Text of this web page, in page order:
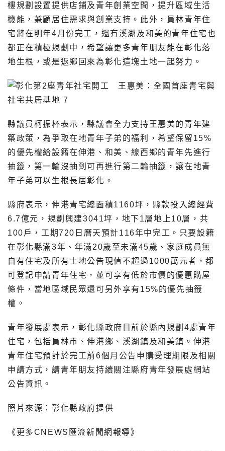
樓規劃設置提供店鋪及青年創業空間，提升區域生活
機能，兼顧居住需求與創業支持。此外，員林青年住
宅將在明年4月份完工，還有溪湖及和美的青年住宅也
都正在積極規劃中，希望讓更多青年朋友能在彰化落
地生根，或是返鄉回來為彰化這塊土地一起努力。
縣議員柯振杯表示，縣議會全力支持王惠美的青年建
築政策，為爭取在地青年子弟的福利，希望保留15%
的優先權給設籍在伸港、和美、線西鄉的青年先進行
抽籤，第一輪沒抽到可再進行第二輪抽籤，讓在地青
年子弟可以生根長居彰化。
縣府表示，伸港青宅總面積1160坪，縣款投入總經費
6.7億元，規劃興建3041坪，地下1層地上10層，共
100戶，工期720日曆天預計116年中完工。只要設籍
在彰化縣滿3年、年滿20歲至未滿45歲、家庭成員無
自有住宅及所有土地公告現值不超過1000萬元者，都
可登記申請青年住宅，並可享有低於市價的優惠購屋
條件，當地區域民眾還可另外享有15%的優先抽籤
權。
青年發展處表示，彰化縣政府目前於縣內規劃4處青年
住宅，包括員林市、伸港鄉、溪湖鎮及和美鎮。伸港
青年住宅預計於完工前6個月公告申購受理期限及相關
申請方式，請青年朋友持續關注縣府青年發展處網站
公告資訊。
照片來源：彰化縣政府提供
《更多CNEWS匯流新聞網報導》